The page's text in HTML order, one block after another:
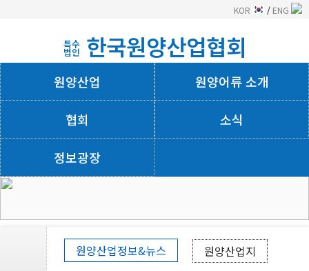
KOR / ENG
특수
법인 한국원양산업협회
원양산업 원양어류 소개
협회 소식
정보광장
원양산업정보&뉴스 원양산업지